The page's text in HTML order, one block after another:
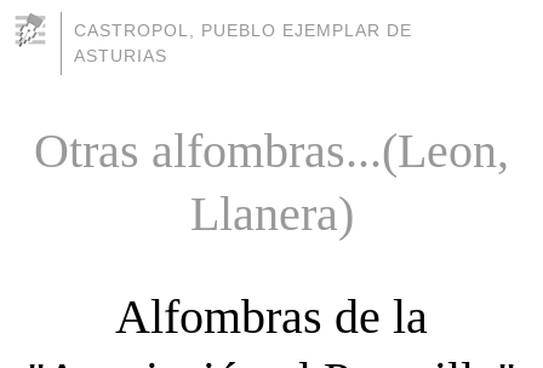
CASTROPOL, PUEBLO EJEMPLAR DE
ASTURIAS
Otras alfombras...(Leon,
Llanera)
Alfombras de la